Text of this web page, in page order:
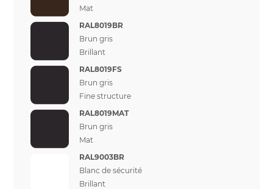
Mat
RAL8019BR
Brun gris
Brillant
RAL8019FS
Brun gris
Fine structure
RAL8019MAT
Brun gris
Mat
RAL9003BR
Blanc de sécurité
Brillant